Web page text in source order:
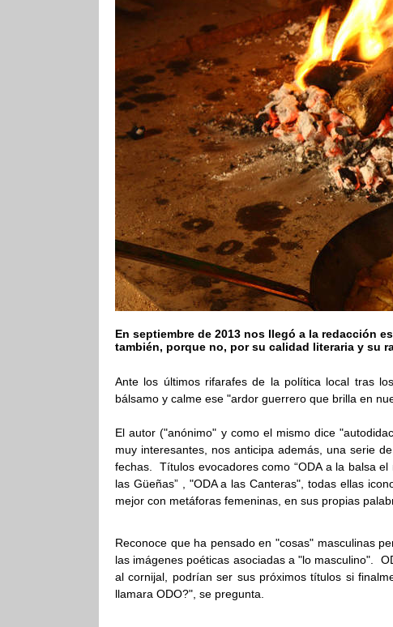
En septiembre de 2013 nos llegó a la redacción
también, porque no, por su calidad literaria y su
Ante los últimos rifarafes de la política local tras
bálsamo y calme ese "ardor guerrero que brilla en
El autor ("anónimo" y como el mismo dice
muy interesantes, nos anticipa además, una serie
fechas. Títulos evocadores como “ODA a la balsa el
las Güeñas” , "ODA a las Canteras", todas ellas
mejor con metáforas femeninas, en sus propias
Reconoce que ha pensado en "cosas" masculinas
las imágenes poéticas asociadas a "lo masculino".
al cornijal, podrían ser sus próximos títulos si
llamara ODO?", se pregunta.